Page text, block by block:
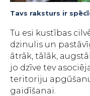
Tavs raksturs ir
Tu esi kustības
dzinulis un
ātrāk, tālāk,
jo dzīve tev
teritoriju
gaidīšanai.